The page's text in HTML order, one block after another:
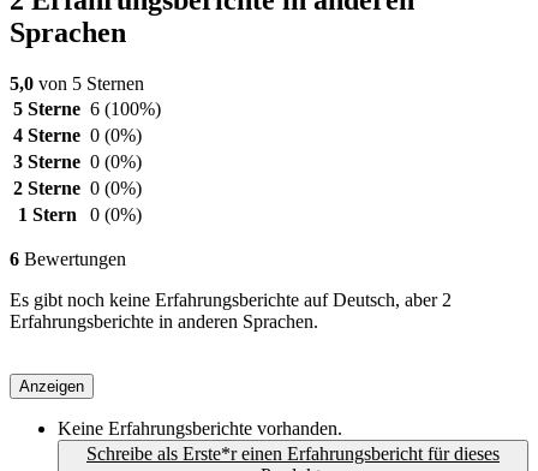
Sprachen
5,0 von 5 Sternen
5 Sterne 6 (100%)
4 Sterne 0 (0%)
3 Sterne 0 (0%)
2 Sterne 0 (0%)
1 Stern
0 (0%)
6 Bewertungen
Es gibt noch keine Erfahrungsberichte auf Deutsch, aber 2
Erfahrungsberichte in anderen Sprachen.
Anzeigen
Keine Erfahrungsberichte vorhanden.
Schreibe als Erste*r einen Erfahrungsbericht für dieses